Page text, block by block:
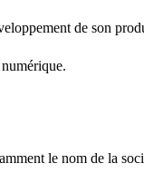
de son
le nom de la